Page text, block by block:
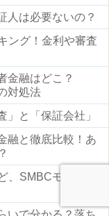
人は必要ないの？
ング！金利や審査
金融はどこ？
対処法
と「保証会社」
融と徹底比較！あ
、SMBCモビット